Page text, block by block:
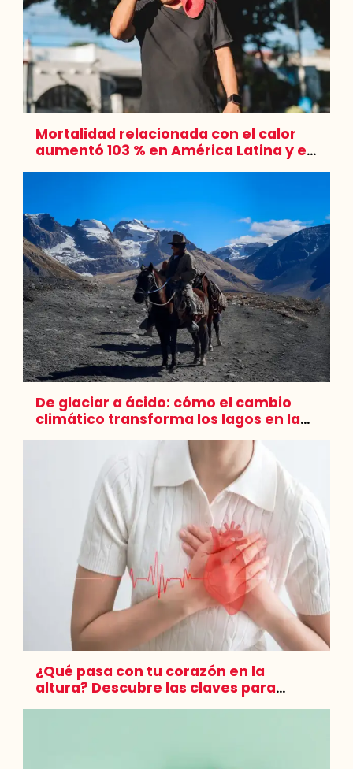
Mortalidad relacionada con el calor
aumentó 103 % en América Latina y el
De glaciar a ácido: cómo el cambio
climático transforma los lagos en la
¿Qué pasa con tu corazón en la
altura? Descubre las claves para